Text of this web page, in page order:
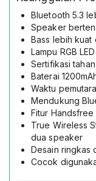
Bluetooth 5.3
Speaker
Bass lebih kuat
Lampu RGB
Sertifikasi
Baterai
Waktu
Mendukung
Fitur
True Wireless
dua speaker
Desain ringkas
Cocok